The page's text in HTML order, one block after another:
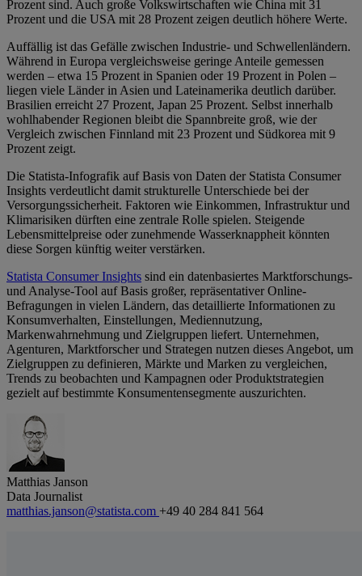
Prozent sind. Auch große Volkswirtschaften wie China mit 31
Prozent und die USA mit 28 Prozent zeigen deutlich höhere Werte.
Auffällig ist das Gefälle zwischen Industrie- und Schwellenländern.
Während in Europa vergleichsweise geringe Anteile gemessen
werden – etwa 15 Prozent in Spanien oder 19 Prozent in Polen –
liegen viele Länder in Asien und Lateinamerika deutlich darüber.
Brasilien erreicht 27 Prozent, Japan 25 Prozent. Selbst innerhalb
wohlhabender Regionen bleibt die Spannbreite groß, wie der
Vergleich zwischen Finnland mit 23 Prozent und Südkorea mit 9
Prozent zeigt.
Die Statista-Infografik auf Basis von Daten der Statista Consumer
Insights verdeutlicht damit strukturelle Unterschiede bei der
Versorgungssicherheit. Faktoren wie Einkommen, Infrastruktur und
Klimarisiken dürften eine zentrale Rolle spielen. Steigende
Lebensmittelpreise oder zunehmende Wasserknappheit könnten
diese Sorgen künftig weiter verstärken.
Statista Consumer Insights sind ein datenbasiertes Marktforschungs-
und Analyse-Tool auf Basis großer, repräsentativer Online-
Befragungen in vielen Ländern, das detaillierte Informationen zu
Konsumverhalten, Einstellungen, Mediennutzung,
Markenwahrnehmung und Zielgruppen liefert. Unternehmen,
Agenturen, Marktforscher und Strategen nutzen dieses Angebot, um
Zielgruppen zu definieren, Märkte und Marken zu vergleichen,
Trends zu beobachten und Kampagnen oder Produktstrategien
gezielt auf bestimmte Konsumentensegmente auszurichten.
Matthias Janson
Data Journalist
matthias.janson@statista.com +49 40 284 841 564